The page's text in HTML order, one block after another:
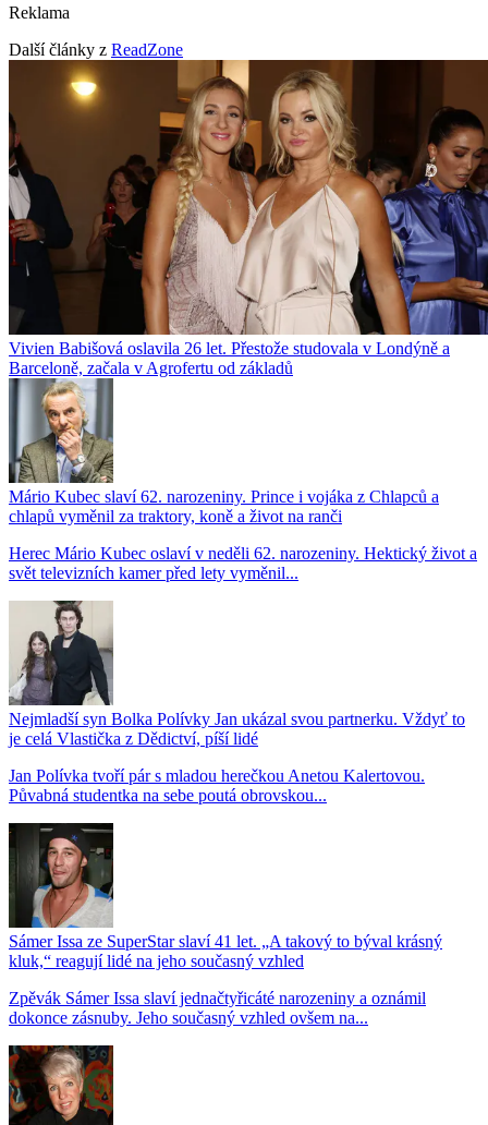
Reklama
Další články z ReadZone
Vivien Babišová oslavila 26 let. Přestože studovala v Londýně a
Barceloně, začala v Agrofertu od základů
Mário Kubec slaví 62. narozeniny. Prince i vojáka z Chlapců a
chlapů vyměnil za traktory, koně a život na ranči
Herec Mário Kubec oslaví v neděli 62. narozeniny. Hektický život a
svět televizních kamer před lety vyměnil...
Nejmladší syn Bolka Polívky Jan ukázal svou partnerku. Vždyť to
je celá Vlastička z Dědictví, píší lidé
Jan Polívka tvoří pár s mladou herečkou Anetou Kalertovou.
Půvabná studentka na sebe poutá obrovskou...
Sámer Issa ze SuperStar slaví 41 let. „A takový to býval krásný
kluk,“ reagují lidé na jeho současný vzhled
Zpěvák Sámer Issa slaví jednačtyřicáté narozeniny a oznámil
dokonce zásnuby. Jeho současný vzhled ovšem na...